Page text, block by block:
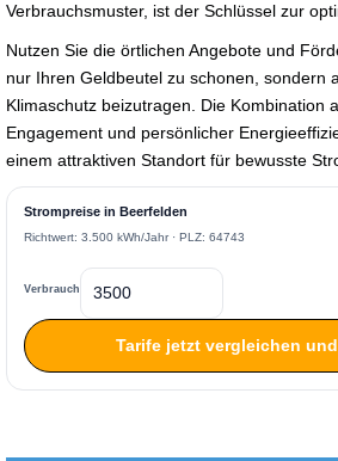
Verbrauchsmuster, ist der Schlüssel zur
Nutzen Sie die örtlichen Angebote und
nur Ihren Geldbeutel zu schonen, sondern
Klimaschutz beizutragen. Die Kombination
Engagement und persönlicher
einem attraktiven Standort für bewusste
Strompreise in Beerfelden
Richtwert: 3.500 kWh/Jahr · PLZ: 64743
Verbrauch
Tarife jetzt vergleichen